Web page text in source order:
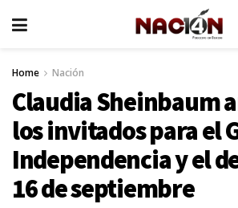
Home Nación
Claudia Sheinbaum
los invitados para el
Independencia y el
16 de septiembre